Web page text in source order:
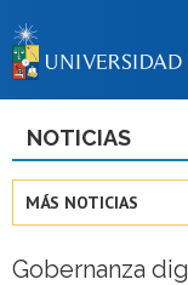
NOTICIAS
MÁS NOTICIAS
Gobernanza